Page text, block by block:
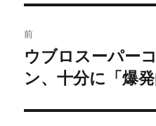
稿
ナ
ビ
前
前
の
稿:
ウブロスーパー
ン、十分に「爆